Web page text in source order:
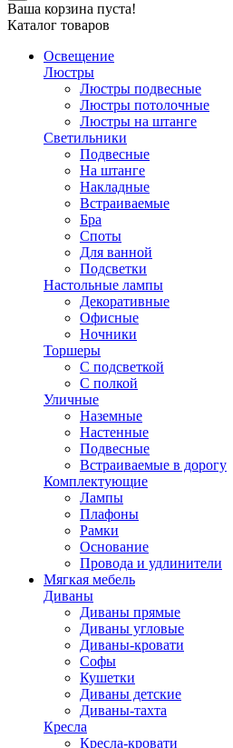
Ваша корзина пуста!
Каталог товаров
Освещение
Люстры
Люстры подвесные
Люстры потолочные
Люстры на штанге
Светильники
Подвесные
На штанге
Накладные
Встраиваемые
Бра
Споты
Для ванной
Подсветки
Настольные лампы
Декоративные
Офисные
Ночники
Торшеры
С подсветкой
С полкой
Уличные
Наземные
Настенные
Подвесные
Встраиваемые в дорогу
Комплектующие
Лампы
Плафоны
Рамки
Основание
Провода и удлинители
Мягкая мебель
Диваны
Диваны прямые
Диваны угловые
Диваны-кровати
Софы
Кушетки
Диваны детские
Диваны-тахта
Кресла
Кресла-кровати